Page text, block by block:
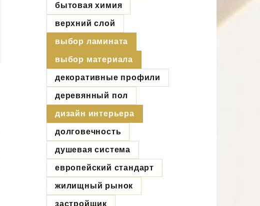
бытовая химия
верхний слой
выбор ламината
выбор материала
декоративные профили
деревянный пол
дизайн интерьера
долговечность
душевая система
европейский стандарт
жилищный рынок
застройщик